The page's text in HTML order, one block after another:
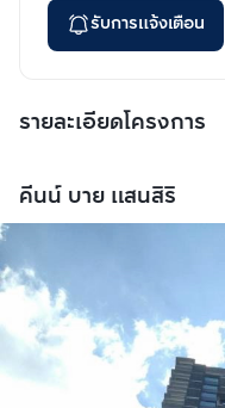
รับการแจ้งเตือน
รายละเอียดโครงการ
คีนน์ บาย แสนสิริ